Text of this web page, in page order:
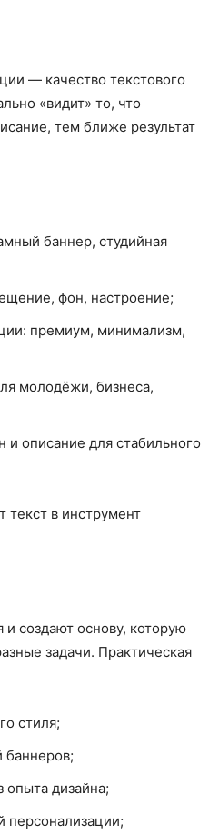
— качество текстового
«видит» то, что
тем ближе результат
баннер, студийная
фон, настроение;
премиум, минимализм,
молодёжи, бизнеса,
и описание для стабильного
текст в инструмент
создают основу, которую
задачи. Практическая
стиля;
баннеров;
дизайна;
персонализации;